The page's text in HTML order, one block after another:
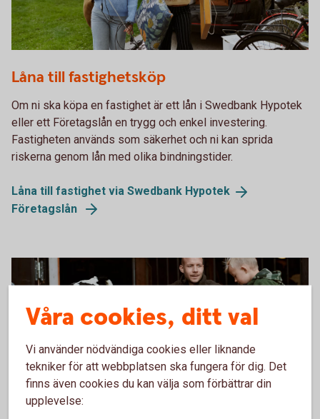
Låna till fastighetsköp
Om ni ska köpa en fastighet är ett lån i Swedbank Hypotek
eller ett Företagslån en trygg och enkel investering.
Fastigheten används som säkerhet och ni kan sprida
riskerna genom lån med olika bindningstider.
Låna till fastighet via Swedbank Hypotek
Företagslån
Father and son feeding the calves
Våra cookies, ditt val
Vi använder nödvändiga cookies eller liknande
tekniker för att webbplatsen ska fungera för dig. Det
finns även cookies du kan välja som förbättrar din
upplevelse: